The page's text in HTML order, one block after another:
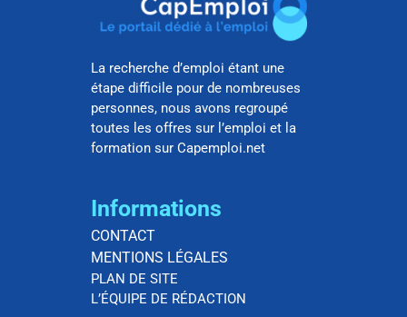
La recherche d’emploi étant une
étape difficile pour de nombreuses
personnes, nous avons regroupé
toutes les offres sur l’emploi et la
formation sur Capemploi.net
Informations
CONTACT
MENTIONS LÉGALES
PLAN DE SITE
L’ÉQUIPE DE RÉDACTION